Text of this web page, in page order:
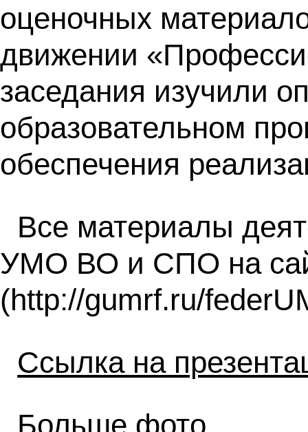
оценочных
движении
заседания изучили
образовательном
обеспечения
Все материалы
УМО ВО и СПО на
(http://gumrf.ru/
Ссылка на
Больше фото